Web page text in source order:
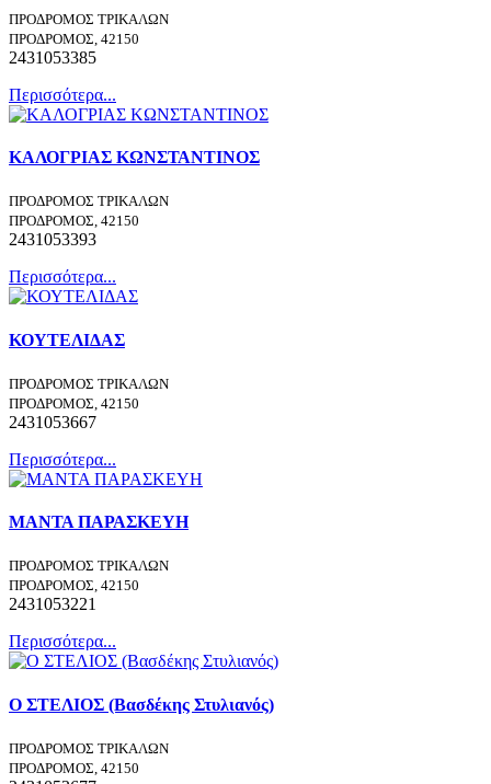
ΠΡΟΔΡΟΜΟΣ ΤΡΙΚΑΛΩΝ
ΠΡΟΔΡΟΜΟΣ, 42150
2431053385
Περισσότερα...
ΚΑΛΟΓΡΙΑΣ ΚΩΝΣΤΑΝΤΙΝΟΣ
ΠΡΟΔΡΟΜΟΣ ΤΡΙΚΑΛΩΝ
ΠΡΟΔΡΟΜΟΣ, 42150
2431053393
Περισσότερα...
ΚΟΥΤΕΛΙΔΑΣ
ΠΡΟΔΡΟΜΟΣ ΤΡΙΚΑΛΩΝ
ΠΡΟΔΡΟΜΟΣ, 42150
2431053667
Περισσότερα...
ΜΑΝΤΑ ΠΑΡΑΣΚΕΥΗ
ΠΡΟΔΡΟΜΟΣ ΤΡΙΚΑΛΩΝ
ΠΡΟΔΡΟΜΟΣ, 42150
2431053221
Περισσότερα...
Ο ΣΤΕΛΙΟΣ (Βασδέκης Στυλιανός)
ΠΡΟΔΡΟΜΟΣ ΤΡΙΚΑΛΩΝ
ΠΡΟΔΡΟΜΟΣ, 42150